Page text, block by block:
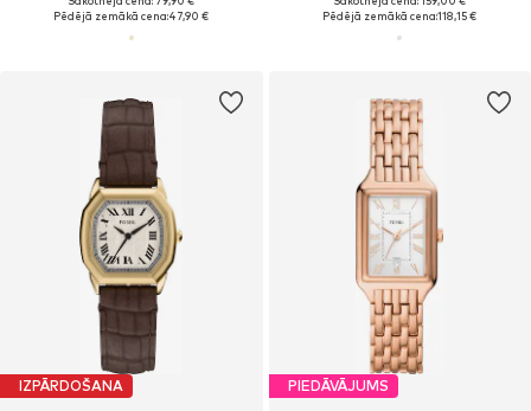
Pēdējā zemākā cena:47,90 €
Pēdējā zemākā cena:118,15 €
IZPĀRDOŠANA PIEDĀVĀJUMS